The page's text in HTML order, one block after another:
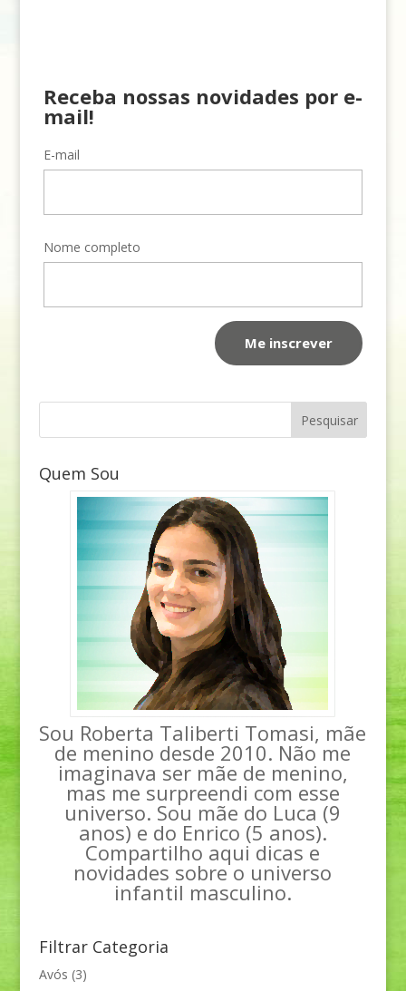
Receba nossas novidades por e-
mail!
E-mail
Nome completo
Quem Sou
Sou Roberta Taliberti Tomasi, mãe
de menino desde 2010. Não me
imaginava ser mãe de menino,
mas me surpreendi com esse
universo. Sou mãe do Luca (9
anos) e do Enrico (5 anos).
Compartilho aqui dicas e
novidades sobre o universo
infantil masculino.
Filtrar Categoria
Avós (3)